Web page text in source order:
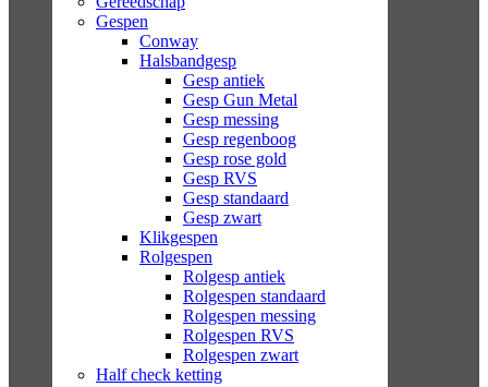
Gespen
Conway
Halsbandgesp
Gesp antiek
Gesp Gun Metal
Gesp messing
Gesp regenboog
Gesp rose gold
Gesp RVS
Gesp standaard
Gesp zwart
Klikgespen
Rolgespen
Rolgesp antiek
Rolgespen standaard
Rolgespen messing
Rolgespen RVS
Rolgespen zwart
Half check ketting